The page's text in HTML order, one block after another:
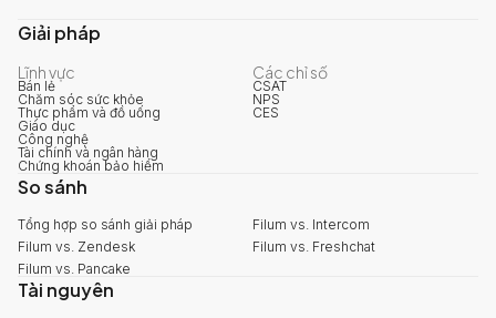
Giải pháp
Lĩnh vực
Bán lẻ
Chăm sóc sức khỏe
Thực phẩm và đồ uống
Giáo dục
Công nghệ
Tài chính và ngân hàng
Chứng khoán bảo hiểm
Các chỉ số
CSAT
NPS
CES
So sánh
Tổng hợp so sánh giải pháp
Filum vs. Intercom
Filum vs. Zendesk
Filum vs. Freshchat
Filum vs. Pancake
Tài nguyên